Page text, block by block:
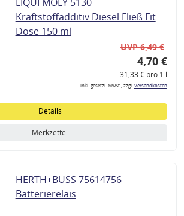
Kraftstoffadditiv Diesel Fließ Fit
Dose 150 ml
UVP 6,49 €
4,70 €
31,33 € pro 1 l
inkl. gesetzl. MwSt., zzgl.Versandkosten
Details
Merkzettel
HERTH+BUSS 75614756
Batterierelais